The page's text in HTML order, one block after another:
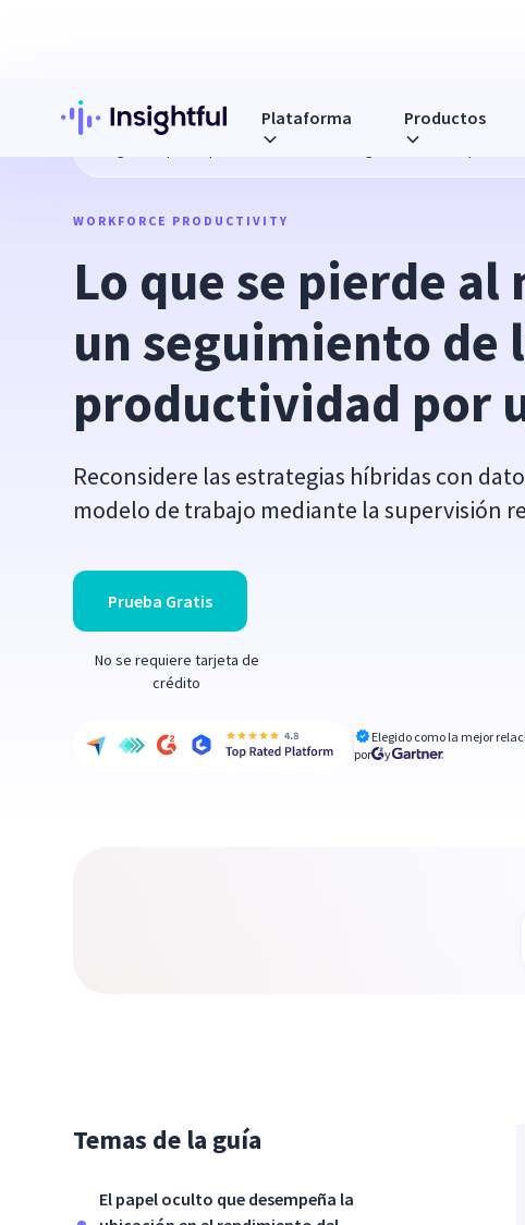
Plataforma Productos
Lo que se pierde al no hacer un seguimiento de la
WORKFORCE PRODUCTIVITY
Lo que se pierde al
un seguimiento de
productividad por
Reconsidere las estrategias híbridas con
modelo de trabajo mediante la supervisión
Prueba Gratis
No se requiere tarjeta de
crédito
Elegido como la mejor
por
y
Temas de la guía
El papel oculto que desempeña la